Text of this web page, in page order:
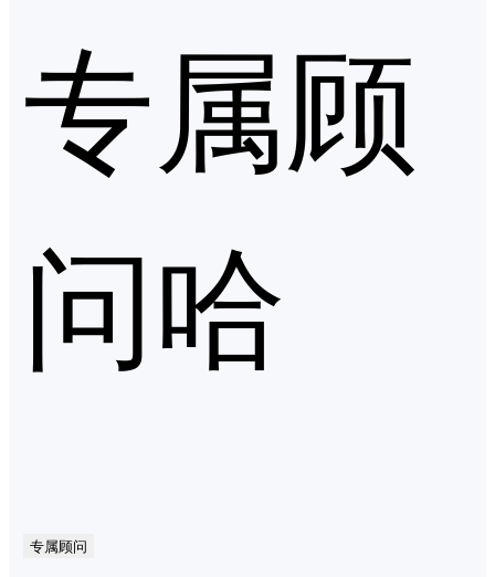
专属顾
问哈
专属顾问